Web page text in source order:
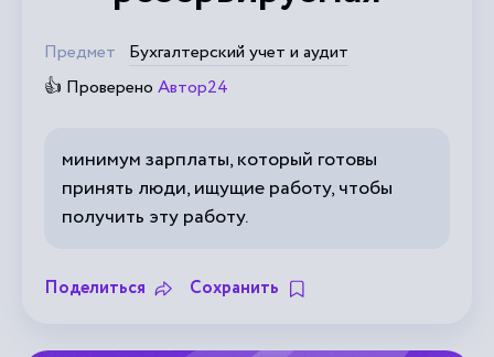
Предмет
Бухгалтерский учет и аудит
👍 Проверено Автор24
минимум зарплаты, который готовы
принять люди, ищущие работу, чтобы
получить эту работу.
Поделиться Сохранить